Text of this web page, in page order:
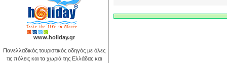
www.holiday.gr
Πανελλαδικός τουριστικός οδηγός με όλες
τις πόλεις και τα χωριά της Ελλάδας και